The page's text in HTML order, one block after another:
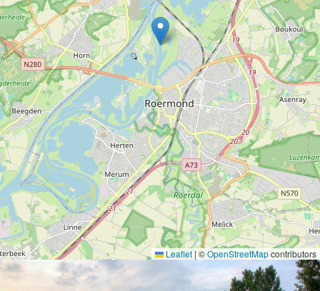
Leaflet |©OpenStreetMapcontributors